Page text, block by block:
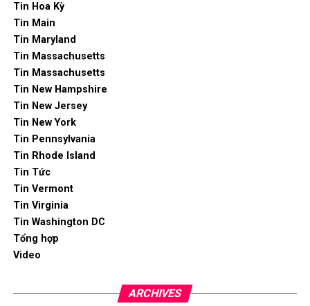
Tin Hoa Kỳ
Tin Main
Tin Maryland
Tin Massachusetts
Tin Massachusetts
Tin New Hampshire
Tin New Jersey
Tin New York
Tin Pennsylvania
Tin Rhode Island
Tin Tức
Tin Vermont
Tin Virginia
Tin Washington DC
Tổng hợp
Video
ARCHIVES